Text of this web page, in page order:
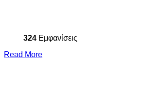
324 Εμφανίσεις
Read More